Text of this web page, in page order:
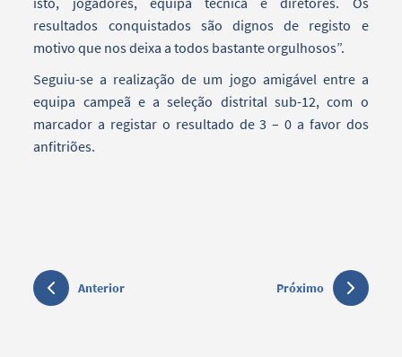
resultados conquistados são dignos de registo e
motivo que nos deixa a todos bastante orgulhosos”.
Seguiu-se a realização de um jogo amigável entre a
equipa campeã e a seleção distrital sub-12, com o
marcador a registar o resultado de 3 – 0 a favor dos
anfitriões.
Anterior Próximo